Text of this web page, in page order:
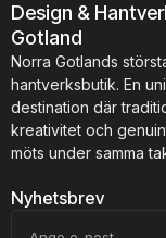
Design &
Gotland
Norra Gotlands
hantverksbutik. En
destination där
kreativitet och
möts under samma
Nyhetsbrev